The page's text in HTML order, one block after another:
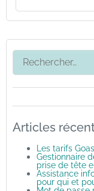
Articles
Les tarifs
Gestionnaire
prise de tête
Assistance
pour qui et